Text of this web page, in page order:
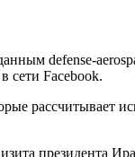
defense-
сети Facebook.
рассчитывает
президента